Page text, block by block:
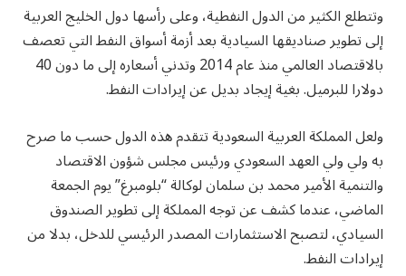
وتتطلع الكثير من الدول النفطية، وعلى رأسها دول الخليج العربية
إلى تطوير صناديقها السيادية بعد أزمة أسواق النفط التي تعصف
بالاقتصاد العالمي منذ عام 2014 وتدني أسعاره إلى ما دون 40
دولارا للبرميل. بغية إيجاد بديل عن إيرادات النفط.
ولعل المملكة العربية السعودية تتقدم هذه الدول حسب ما صرح
به ولي ولي العهد السعودي ورئيس مجلس شؤون الاقتصاد
والتنمية الأمير محمد بن سلمان لوكالة “بلومبرغ” يوم الجمعة
الماضي، عندما كشف عن توجه المملكة إلى تطوير الصندوق
السيادي، لتصبح الاستثمارات المصدر الرئيسي للدخل، بدلا من
إيرادات النفط.